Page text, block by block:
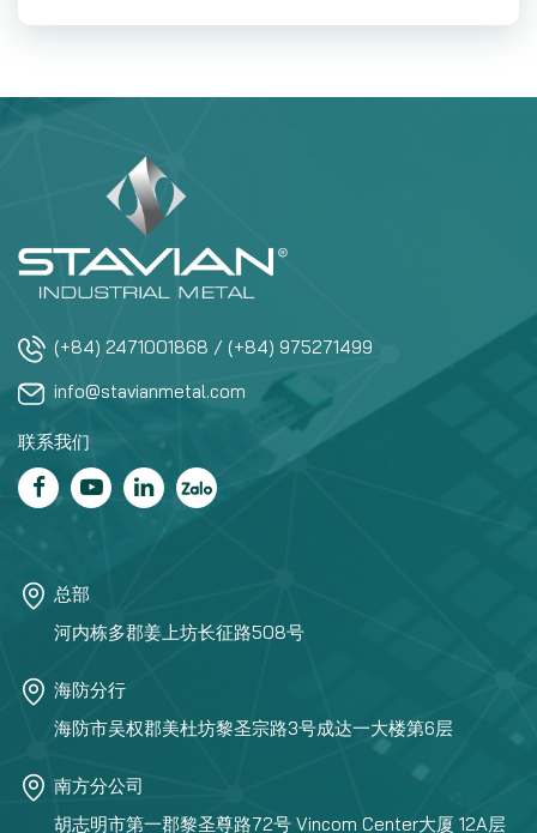
(+84) 2471001868 / (+84) 975271499
info@stavianmetal.com
联系我们
总部
河内栋多郡姜上坊长征路508号
海防分行
海防市吴权郡美杜坊黎圣宗路3号成达一大楼第6层
南方分公司
胡志明市第一郡黎圣尊路72号 Vincom Center大厦 12A层